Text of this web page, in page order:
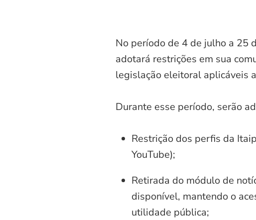
No período de 4 de julho a 25
adotará restrições em sua
legislação eleitoral aplicáveis
Durante esse período, serão
Restrição dos perfis da
YouTube);
Retirada do módulo de
disponível, mantendo o
utilidade pública;